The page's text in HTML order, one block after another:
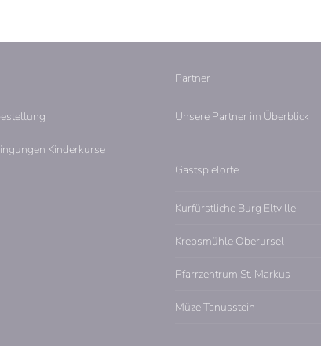
Kinderkurse
Partner
Unsere Partner im Überblick
Gastspielorte
Kurfürstliche Burg Eltville
Krebsmühle Oberursel
Pfarrzentrum St. Markus
Müze Tanusstein